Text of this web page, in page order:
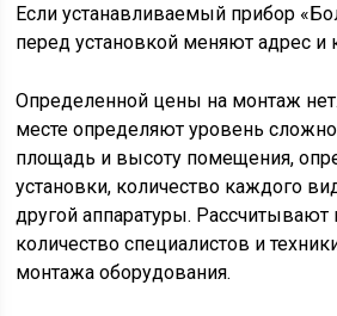
Если устанавливаемый прибор
перед установкой меняют адрес и
Определенной цены на монтаж
месте определяют уровень
площадь и высоту помещения,
установки, количество каждого
другой аппаратуры.
количество специалистов и
монтажа оборудования.